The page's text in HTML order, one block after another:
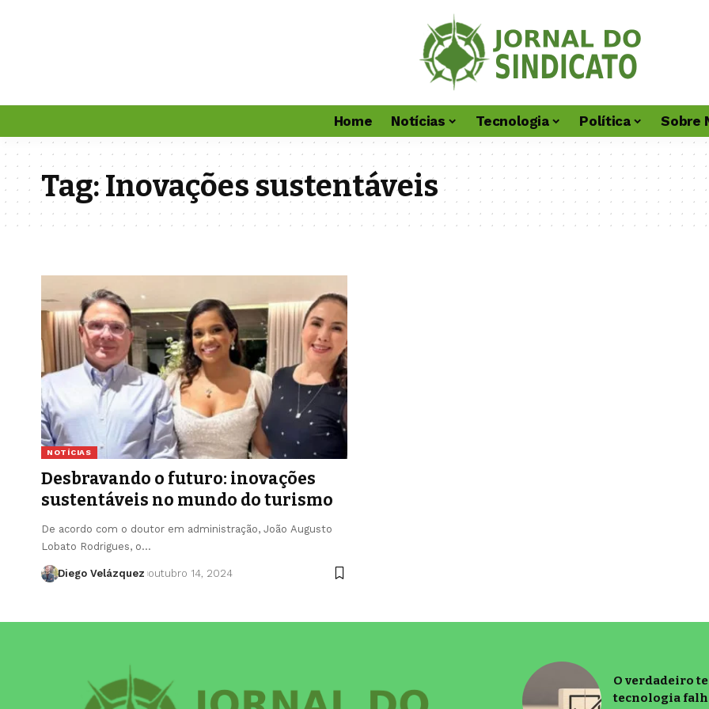
Home Notícias Tecnologia Política Sobre
Tag:Inovações sustentáveis
NOTÍCIAS
Desbravando o futuro: inovações
sustentáveis no mundo do turismo
De acordo com o doutor em administração, João Augusto
Lobato Rodrigues, o…
Diego Velázquez outubro 14, 2024
O verdadeiro
tecnologia